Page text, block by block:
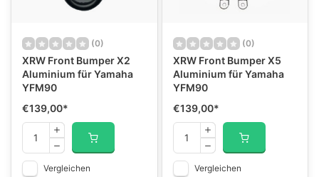
(0)
XRW Front Bumper X2
Aluminium für Yamaha
YFM90
€139,00*
Vergleichen
(0)
XRW Front Bumper X5
Aluminium für Yamaha
YFM90
€139,00*
Vergleichen